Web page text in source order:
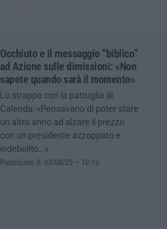
Occhiuto e il messaggio “biblico”
ad Azione sulle dimissioni: «Non
sapete quando sarà il momento»
Lo strappo con la pattuglia di
Calenda: «Pensavano di poter stare
un altro anno ad alzare il prezzo
con un presidente azzoppato e
indebolito…»
Pubblicato il: 03/08/25 – 10:12